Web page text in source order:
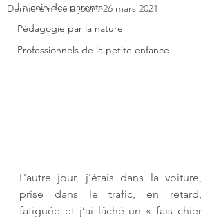
Le coin des parents
Pédagogie par la nature
Professionnels de la petite enfance
Dernière mise à jour :26 mars 2021
L’autre jour, j’étais dans la voiture,
prise dans le trafic, en retard,
fatiguée et j’ai lâché un « fais chier